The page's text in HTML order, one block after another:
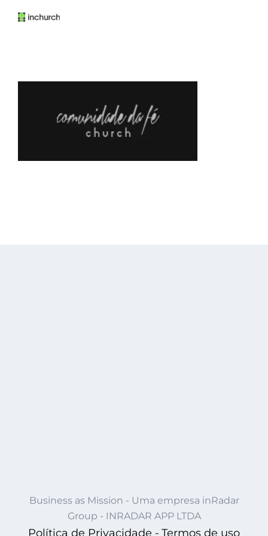
Business as Mission - Uma empresa inRadar
Group - INRADAR APP LTDA
Política de Privacidade - Termos de uso